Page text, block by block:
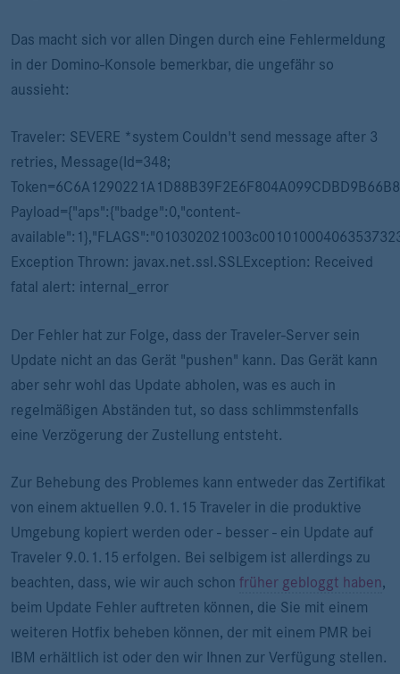
Das macht sich vor allen Dingen durch eine Fehlermeldung
in der Domino-Konsole bemerkbar, die ungefähr so
aussieht:
Traveler: SEVERE *system Couldn't send message after 3
retries, Message(Id=348;
Payload={"aps":{"badge":0,"content-
Exception Thrown: javax.net.ssl.SSLException: Received
fatal alert: internal_error
Der Fehler hat zur Folge, dass der Traveler-Server sein
Update nicht an das Gerät "pushen" kann. Das Gerät kann
aber sehr wohl das Update abholen, was es auch in
regelmäßigen Abständen tut, so dass schlimmstenfalls
eine Verzögerung der Zustellung entsteht.
Zur Behebung des Problemes kann entweder das Zertifikat
von einem aktuellen 9.0.1.15 Traveler in die produktive
Umgebung kopiert werden oder - besser - ein Update auf
Traveler 9.0.1.15 erfolgen. Bei selbigem ist allerdings zu
beachten, dass, wie wir auch schon früher gebloggt haben,
beim Update Fehler auftreten können, die Sie mit einem
weiteren Hotfix beheben können, der mit einem PMR bei
IBM erhältlich ist oder den wir Ihnen zur Verfügung stellen.